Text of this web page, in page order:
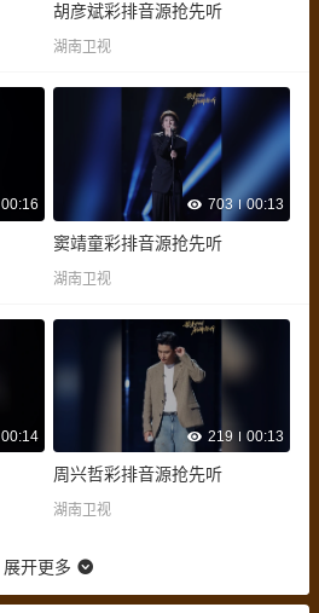
胡彦斌彩排音源抢先听
湖南卫视
00:16 703 00:13
窦靖童彩排音源抢先听
湖南卫视
00:14 219 00:13
周兴哲彩排音源抢先听
湖南卫视
展开更多